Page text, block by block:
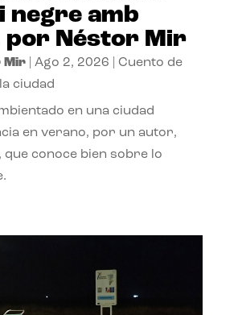
negre amb
por Néstor Mir
Mir| Ago 2, 2026
Cuento de
ciudad
en una ciudad
en verano, por un autor,
que conoce bien sobre lo